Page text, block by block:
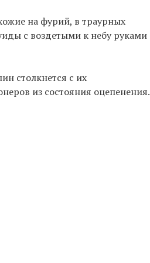
на фурий, в траурных
с воздетыми к небу руками
столкнется с их
из состояния оцепенения.